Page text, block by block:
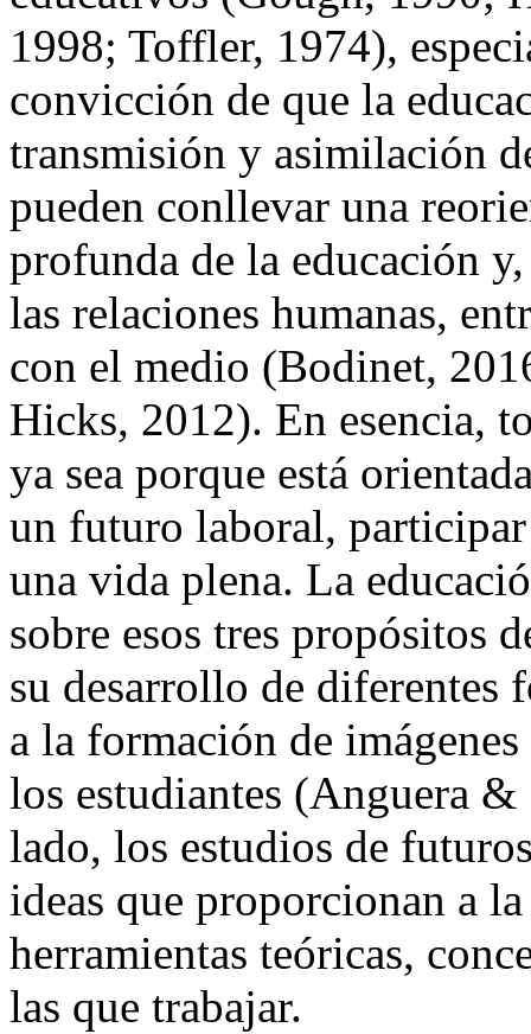
1998; Toffler, 1974),
convicción de que la
transmisión y asimilación
pueden conllevar una
profunda de la educación
las relaciones humanas,
con el medio (Bodinet,
Hicks, 2012). En esencia,
ya sea porque está
un futuro laboral,
una vida plena. La
sobre esos tres propósitos
su desarrollo de diferentes
a la formación de
los estudiantes (Anguera
lado, los estudios de
ideas que proporcionan a
herramientas teóricas,
las que trabajar.